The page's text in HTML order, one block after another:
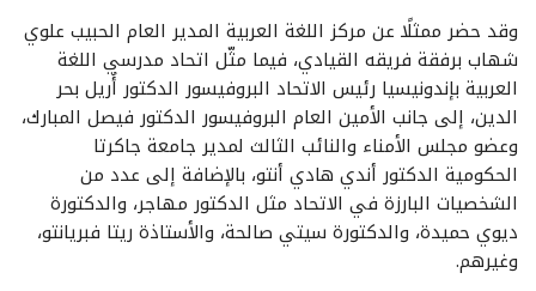
وقد حضر ممثلًا عن مركز اللغة العربية المدير العام الحبيب علوي
شهاب برفقة فريقه القيادي، فيما مثّل اتحاد مدرسي اللغة
العربية بإندونيسيا رئيس الاتحاد البروفيسور الدكتور أُريل بحر
الدين، إلى جانب الأمين العام البروفيسور الدكتور فيصل المبارك،
وعضو مجلس الأمناء والنائب الثالث لمدير جامعة جاكرتا
الحكومية الدكتور أندي هادي أنتو، بالإضافة إلى عدد من
الشخصيات البارزة في الاتحاد مثل الدكتور مهاجر، والدكتورة
ديوي حميدة، والدكتورة سيتي صالحة، والأستاذة ريتا فبريانتو،
وغيرهم.